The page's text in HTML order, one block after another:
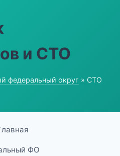
и СТО
федеральный округ » СТО
ФО